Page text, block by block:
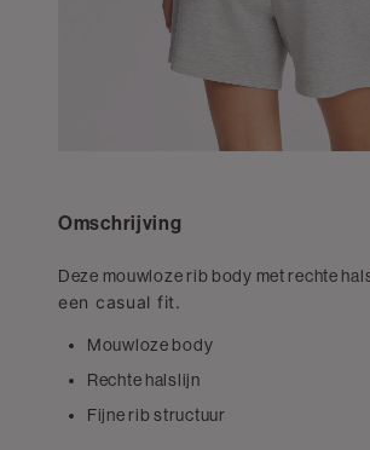
Omschrijving
Deze mouwloze rib body met rechte
een casual fit.
Mouwloze body
Rechte halslijn
Fijne rib structuur